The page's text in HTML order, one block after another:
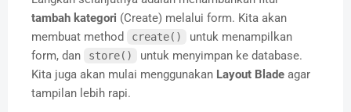
tambah kategori (Create) melalui form. Kita akan
membuat method
create()
untuk menampilkan
form, dan
store()
untuk menyimpan ke database.
Kita juga akan mulai menggunakan Layout Blade agar
tampilan lebih rapi.